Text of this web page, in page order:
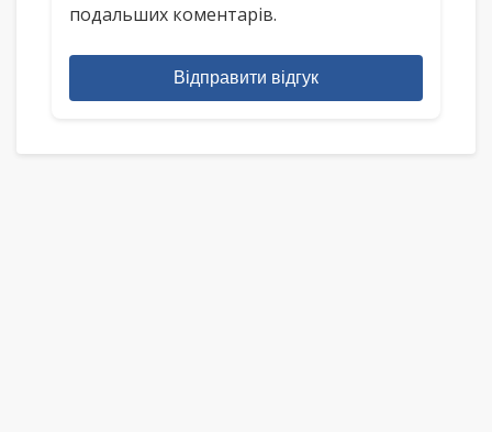
подальших коментарів.
Відправити відгук